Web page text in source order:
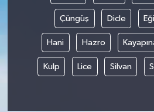
Çüngüş Dicle
Hani Hazro
Kulp Lice Silvan